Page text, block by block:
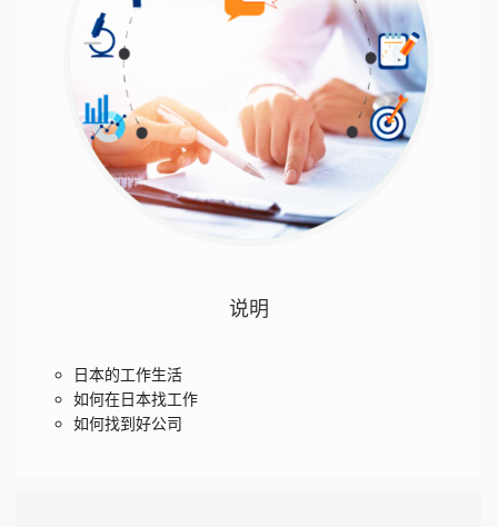
说明
日本的工作生活
如何在日本找工作
如何找到好公司